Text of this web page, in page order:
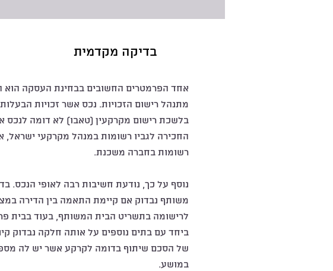
בדיקה מקדמית
אחד הפרמטרים החשובים בבחינת העסקה הוא
מתנהל רישום הזכויות. נכס אשר זכויות
בלשכת רישום מקרקעין (טאבו) לא דומה לנכס
החכירה לגביו רשומות במנהל מקרקעי ישראל,
רשומות בחברה משכנת.
נוסף על כך, נודעת חשיבות רבה לאופי הנכס.
משותף נבדוק אם קיימת התאמה בין הדירה
לרישומה בתשריט הבית המשותף, בעוד בבית
ביחד עם בתים נוספים על אותה חלקה נבדוק
של הסכם שיתוף בדומה לקרקע אשר יש לה
במושע.